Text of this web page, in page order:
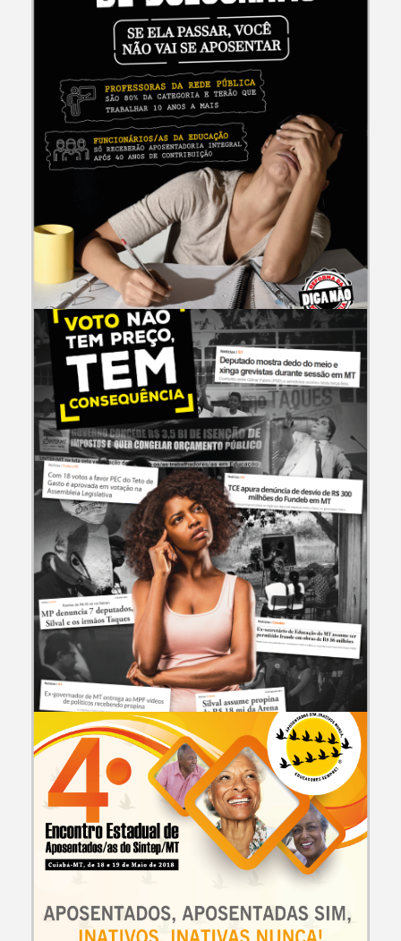
CAMPANHAS E EVENTOS
Reforma da Previdência de Bolsonaro
CAMPANHAS E EVENTOS
Voto Não Tem Preço Tem Conseguência